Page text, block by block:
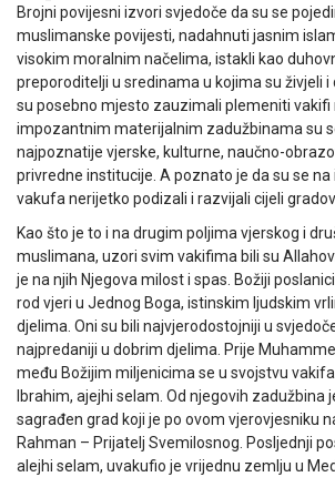
Brojni povijesni izvori svjedoče da su se
muslimanske povijesti, nadahnuti jasnim
visokim moralnim načelima, istakli kao
preporoditelji u sredinama u kojima su živjeli i
su posebno mjesto zauzimali plemeniti vakifi
impozantnim materijalnim zadužbinama su
najpoznatije vjerske, kulturne, naučno-
privredne institucije. A poznato je da su se na
vakufa nerijetko podizali i razvijali cijeli
Kao što je to i na drugim poljima vjerskog i
muslimana, uzori svim vakifima bili su
je na njih Njegova milost i spas. Božiji
rod vjeri u Jednog Boga, istinskim ljudskim
djelima. Oni su bili najvjerodostojniji u
najpredaniji u dobrim djelima. Prije
među Božijim miljenicima se u svojstvu
Ibrahim, ajejhi selam. Od njegovih zadužbina
sagrađen grad koji je po ovom vjerovjesniku
Rahman – Prijatelj Svemilosnog. Posljednji
alejhi selam, uvakufio je vrijednu zemlju u